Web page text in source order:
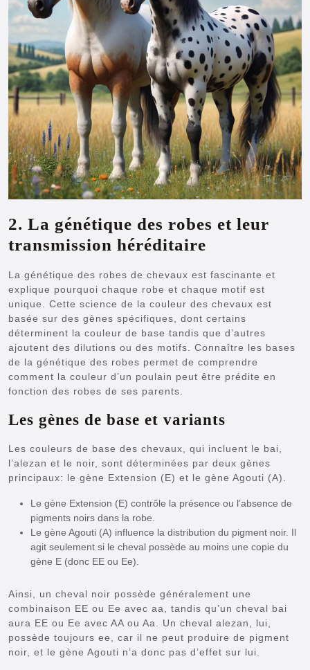
2. La génétique des robes et leur
transmission héréditaire
La génétique des robes de chevaux est fascinante et
explique pourquoi chaque robe et chaque motif est
unique. Cette science de la couleur des chevaux est
basée sur des gènes spécifiques, dont certains
déterminent la couleur de base tandis que d’autres
ajoutent des dilutions ou des motifs. Connaître les bases
de la génétique des robes permet de comprendre
comment la couleur d’un poulain peut être prédite en
fonction des robes de ses parents.
Les gènes de base et variants
Les couleurs de base des chevaux, qui incluent le bai,
l’alezan et le noir, sont déterminées par deux gènes
principaux: le gène Extension (E) et le gène Agouti (A).
Le gène Extension (E) contrôle la présence ou l’absence de
pigments noirs dans la robe.
Le gène Agouti (A) influence la distribution du pigment noir. Il
agit seulement si le cheval possède au moins une copie du
gène E (donc EE ou Ee).
Ainsi, un cheval noir possède généralement une
combinaison EE ou Ee avec aa, tandis qu’un cheval bai
aura EE ou Ee avec AA ou Aa. Un cheval alezan, lui,
possède toujours ee, car il ne peut produire de pigment
noir, et le gène Agouti n’a donc pas d’effet sur lui.